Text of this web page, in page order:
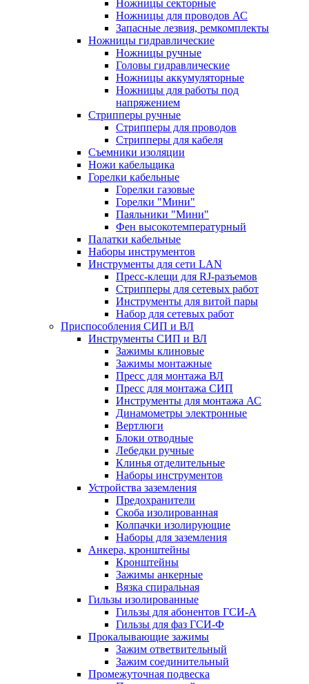
Ножницы секторные
Ножницы для проводов АС
Запасные лезвия, ремкомплекты
Ножницы гидравлические
Ножницы ручные
Головы гидравлические
Ножницы аккумуляторные
Ножницы для работы под
напряжением
Стрипперы ручные
Стрипперы для проводов
Стрипперы для кабеля
Съемники изоляции
Ножи кабельщика
Горелки кабельные
Горелки газовые
Горелки "Мини"
Паяльники "Мини"
Фен высокотемпературный
Палатки кабельные
Наборы инструментов
Инструменты для сети LAN
Пресс-клещи для RJ-разъемов
Стрипперы для сетевых работ
Инструменты для витой пары
Набор для сетевых работ
Приспособления СИП и ВЛ
Инструменты СИП и ВЛ
Зажимы клиновые
Зажимы монтажные
Пресс для монтажа ВЛ
Пресс для монтажа СИП
Инструменты для монтажа АС
Динамометры электронные
Вертлюги
Блоки отводные
Лебедки ручные
Клинья отделительные
Наборы инструментов
Устройства заземления
Предохранители
Скоба изолированная
Колпачки изолирующие
Наборы для заземления
Анкера, кронштейны
Кронштейны
Зажимы анкерные
Вязка спиральная
Гильзы изолированные
Гильзы для абонентов ГСИ-А
Гильзы для фаз ГСИ-Ф
Прокалывающие зажимы
Зажим ответвительный
Зажим соединительный
Промежуточная подвеска